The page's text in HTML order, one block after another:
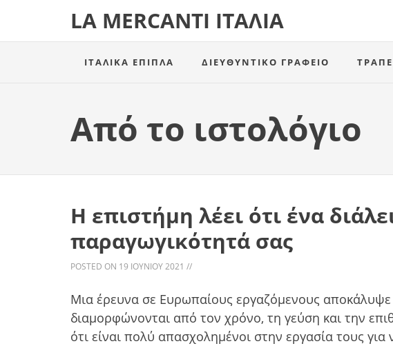
LA MERCANTI ΙΤΑΛΊΑ
ΙΤΑΛΙΚΆ ΈΠΙΠΛΑ ΔΙΕΥΘΥΝΤΙΚΌ ΓΡΑΦΕΊΟ
Από το ιστολόγιο
Η επιστήμη λέει ότι ένα
παραγωγικότητά σας
POSTED ON 19 ΙΟΥΝΊΟΥ 2021 //
Μια έρευνα σε Ευρωπαίους εργαζόμενους αποκάλυψε
διαμορφώνονται από τον χρόνο, τη γεύση και την
ότι είναι πολύ απασχολημένοι στην εργασία τους